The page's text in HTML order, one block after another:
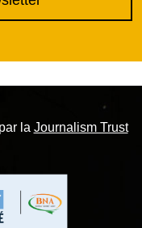
la Journalism Trust